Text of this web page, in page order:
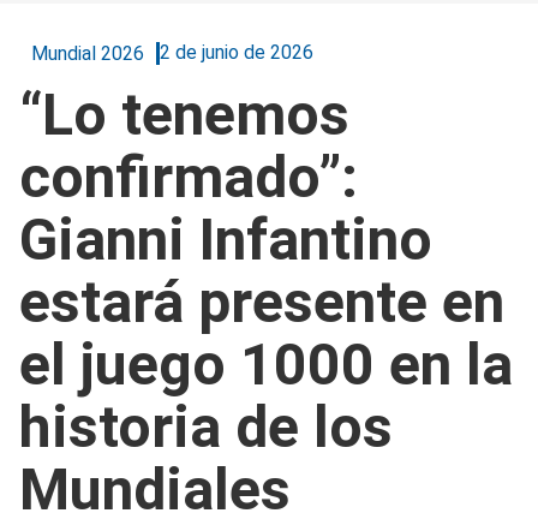
Mundial 2026 2 de junio de 2026
“Lo tenemos
confirmado”:
Gianni Infantino
estará presente en
el juego 1000 en la
historia de los
Mundiales